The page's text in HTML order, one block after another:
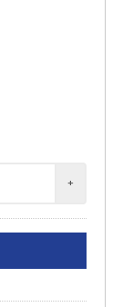
+